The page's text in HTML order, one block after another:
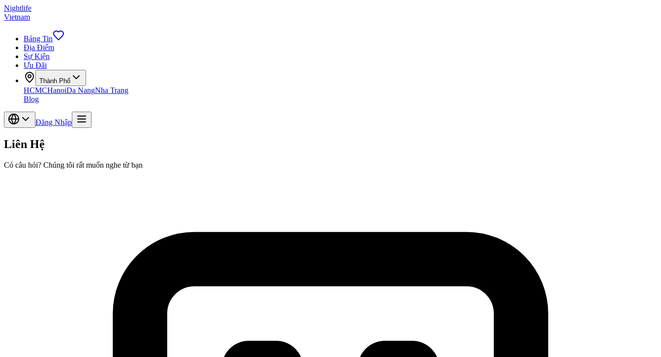
Nightlife
Vietnam
Bảng Tin
Địa Điểm
Sự Kiện
Ưu Đãi
Thành Phố
HCMCHanoiDa NangNha Trang
Blog
Đăng Nhập
Liên Hệ
Có câu hỏi? Chúng tôi rất muốn nghe từ bạn